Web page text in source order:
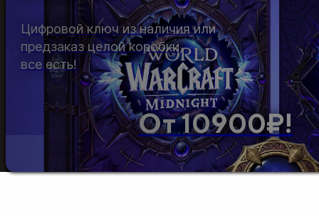
От 10900₽!
Цифровой ключ из наличия или
предзаказ целой коробки,
все есть!